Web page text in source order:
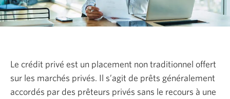
Le crédit privé est un placement non traditionnel offert
sur les marchés privés. Il s’agit de prêts généralement
accordés par des prêteurs privés sans le recours à une